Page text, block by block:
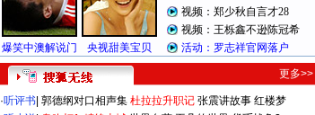
更多>>
·听评书 郭德纲对口相声集 杜拉拉升职记 张震讲故事 红楼梦